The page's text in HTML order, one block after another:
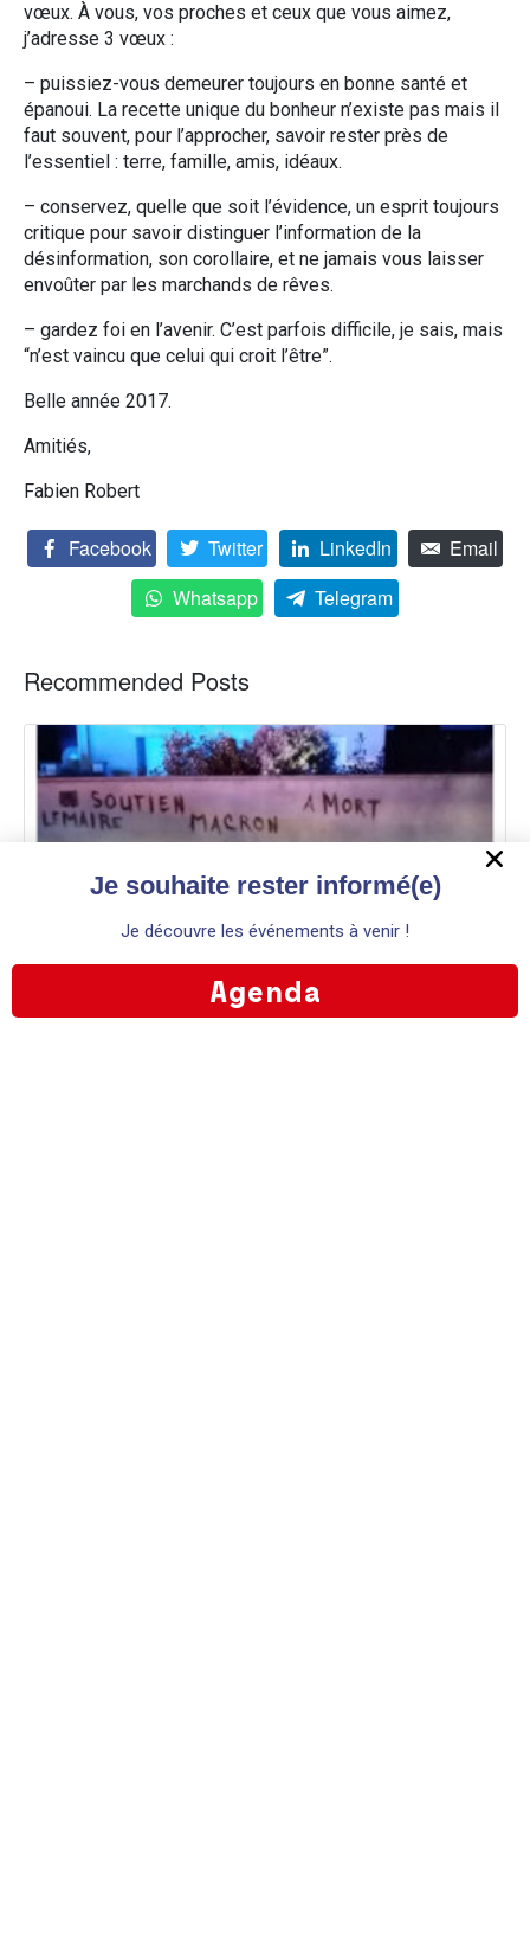
vœux. À vous, vos proches et ceux que vous aimez,
j’adresse 3 vœux :
– puissiez-vous demeurer toujours en bonne santé et
épanoui. La recette unique du bonheur n’existe pas mais il
faut souvent, pour l’approcher, savoir rester près de
l’essentiel : terre, famille, amis, idéaux.
– conservez, quelle que soit l’évidence, un esprit toujours
critique pour savoir distinguer l’information de la
désinformation, son corollaire, et ne jamais vous laisser
envoûter par les marchands de rêves.
– gardez foi en l’avenir. C’est parfois difficile, je sais, mais
“n’est vaincu que celui qui croit l’être”.
Belle année 2017.
Amitiés,
Fabien Robert
Facebook Twitter LinkedIn
Email
Whatsapp
Telegram
Recommended Posts
vous référer à nos mentions légales.
Je souhaite rester informé(e)
Je découvre les événements à venir !
Agenda